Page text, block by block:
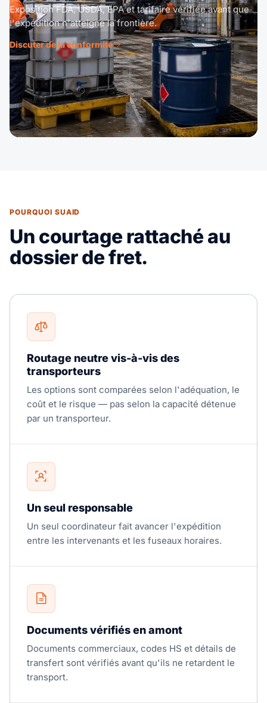
Exposition FDA, USDA, EPA et tarifaire vérifiée avant que
l'expédition n'atteigne la frontière.
Discuter de la conformité
POURQUOI SUAID
Un courtage rattaché au
dossier de fret.
Routage neutre vis-à-vis des
transporteurs
Les options sont comparées selon l'adéquation, le
coût et le risque — pas selon la capacité détenue
par un transporteur.
Un seul responsable
Un seul coordinateur fait avancer l'expédition
entre les intervenants et les fuseaux horaires.
Documents vérifiés en amont
Documents commerciaux, codes HS et détails de
transfert sont vérifiés avant qu'ils ne retardent le
transport.